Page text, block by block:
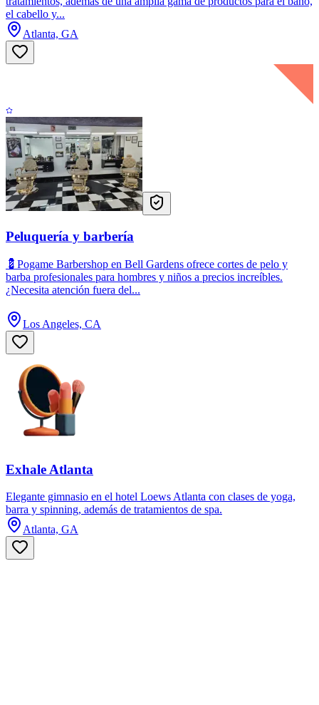
el cabello y...
Atlanta, GA
Peluquería y barbería
💈Pogame Barbershop en Bell Gardens ofrece cortes de pelo y
barba profesionales para hombres y niños a precios increíbles.
¿Necesita atención fuera del...
Los Angeles, CA
Exhale Atlanta
Elegante gimnasio en el hotel Loews Atlanta con clases de yoga,
barra y spinning, además de tratamientos de spa.
Atlanta, GA